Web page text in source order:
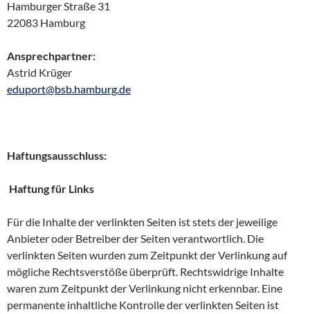
Hamburger Straße 31
22083 Hamburg
Ansprechpartner:
Astrid Krüger
eduport@bsb.hamburg.de
Haftungsausschluss:
Haftung für Links
Für die Inhalte der verlinkten Seiten ist stets der jeweilige
Anbieter oder Betreiber der Seiten verantwortlich. Die
verlinkten Seiten wurden zum Zeitpunkt der Verlinkung auf
mögliche Rechtsverstöße überprüft. Rechtswidrige Inhalte
waren zum Zeitpunkt der Verlinkung nicht erkennbar. Eine
permanente inhaltliche Kontrolle der verlinkten Seiten ist